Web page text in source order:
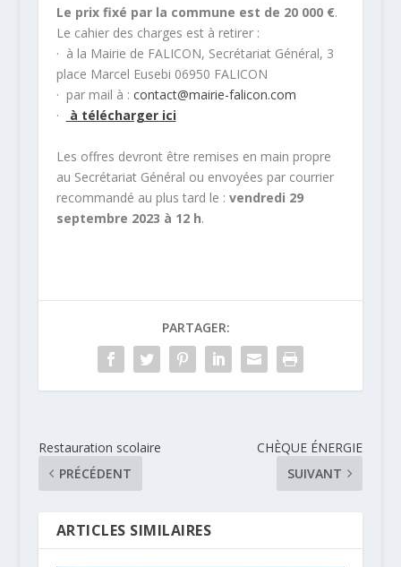
Le prix fixé par la commune est de 20 000 €.
Le cahier des charges est à retirer :
· à la Mairie de FALICON, Secrétariat Général, 3
place Marcel Eusebi 06950 FALICON
· par mail à : contact@mairie-falicon.com
·
à télécharger ici
Les offres devront être remises en main propre
au Secrétariat Général ou envoyées par courrier
recommandé au plus tard le : vendredi 29
septembre 2023 à 12 h.
PARTAGER:
Restauration scolaire
PRÉCÉDENT
CHÈQUE ÉNERGIE
SUIVANT
ARTICLES SIMILAIRES